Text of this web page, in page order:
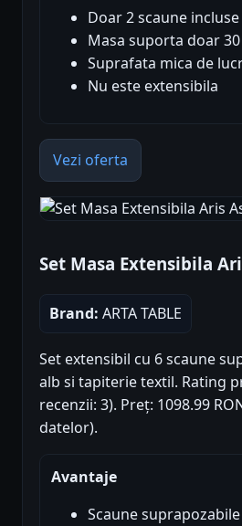
Doar 2 scaune incluse
Masa suporta doar
Suprafata mica de
Nu este extensibila
Vezi oferta
Set Masa Extensibila
Brand: ARTA TABLE
Set extensibil cu 6 scaune
alb si tapiterie textil. Rating
recenzii: 3). Preț: 1098.99
datelor).
Avantaje
Scaune suprapozabile